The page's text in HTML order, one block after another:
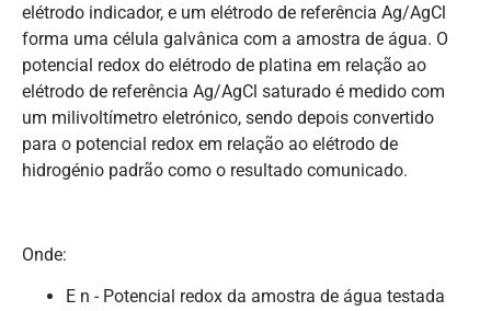
elétrodo indicador, e um elétrodo de referência Ag/AgCl
forma uma célula galvânica com a amostra de água. O
potencial redox do elétrodo de platina em relação ao
elétrodo de referência Ag/AgCl saturado é medido com
um milivoltímetro eletrónico, sendo depois convertido
para o potencial redox em relação ao elétrodo de
hidrogénio padrão como o resultado comunicado.
Onde:
E n - Potencial redox da amostra de água testada